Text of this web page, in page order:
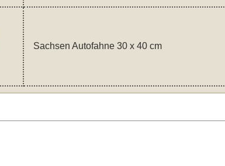
Sachsen Autofahne 30 x 40 cm